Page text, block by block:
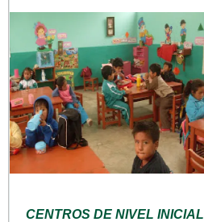
CENTROS DE NIVEL INICIAL